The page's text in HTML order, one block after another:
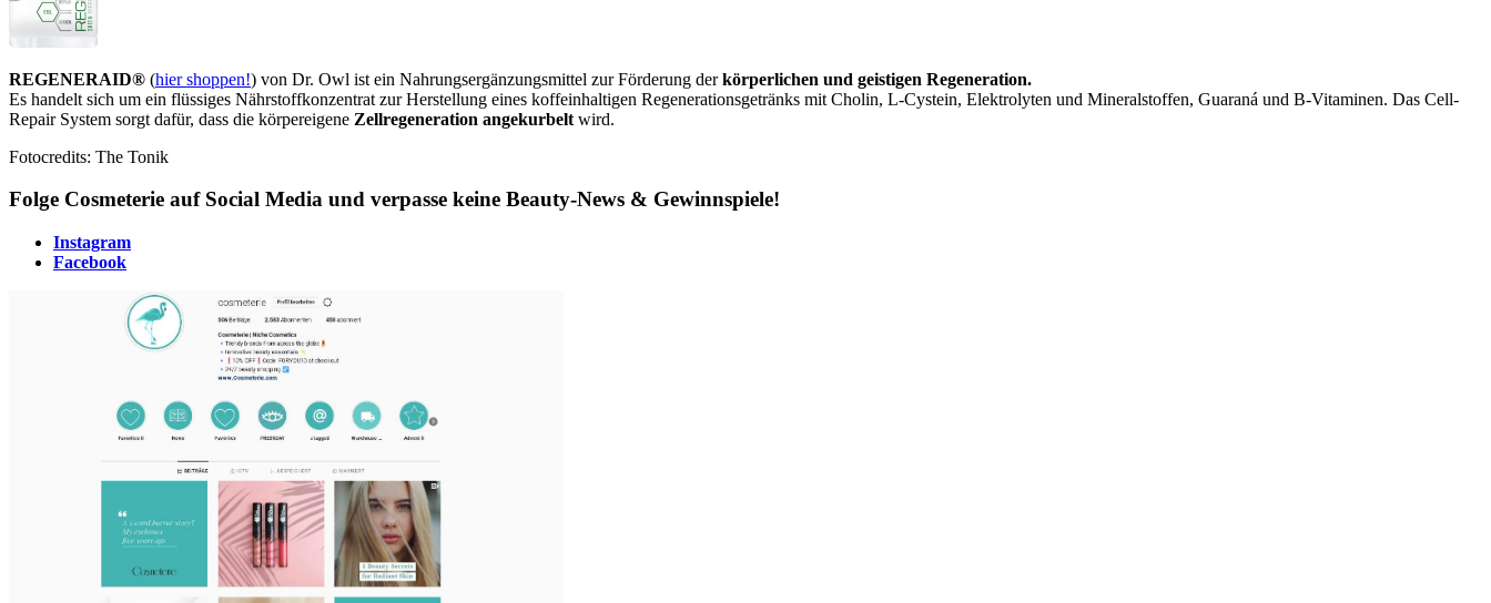
REGENERAID® (hier shoppen!) von Dr. Owl ist ein Nahrungsergänzungsmittel zur Förderung derkörperlichen und geistigen Regeneration.
Es handelt sich um ein flüssiges Nährstoffkonzentrat zur Herstellung eines koffeinhaltigen Regenerationsgetränks mit Cholin, L-Cystein, Elektrolyten und Mineralstoffen, Guaraná und B-Vitaminen. Das Cell-
Repair System sorgt dafür, dass die körpereigene Zellregeneration angekurbelt wird.
Fotocredits: The Tonik
Folge Cosmeterie auf Social Media und verpasse keine Beauty-News & Gewinnspiele!
Instagram
Facebook